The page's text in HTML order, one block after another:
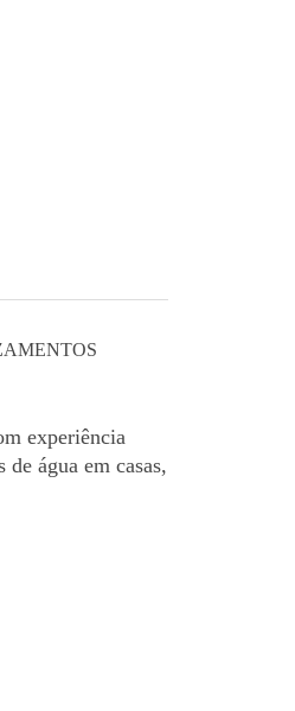
experiência
água em casas,